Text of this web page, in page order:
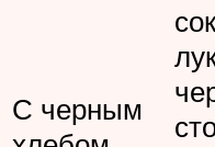
С черным